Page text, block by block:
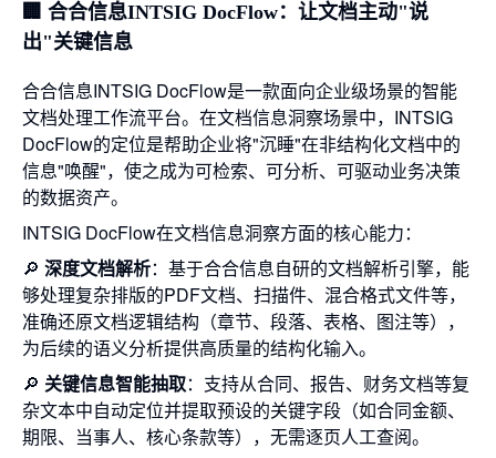
🏢 合合信息INTSIG DocFlow：让文档主动"说
出"关键信息
合合信息INTSIG DocFlow是一款面向企业级场景的智能
文档处理工作流平台。在文档信息洞察场景中，INTSIG
DocFlow的定位是帮助企业将"沉睡"在非结构化文档中的
信息"唤醒"，使之成为可检索、可分析、可驱动业务决策
的数据资产。
INTSIG DocFlow在文档信息洞察方面的核心能力：
🔎 深度文档解析：基于合合信息自研的文档解析引擎，能
够处理复杂排版的PDF文档、扫描件、混合格式文件等，
准确还原文档逻辑结构（章节、段落、表格、图注等），
为后续的语义分析提供高质量的结构化输入。
🔎 关键信息智能抽取：支持从合同、报告、财务文档等复
杂文本中自动定位并提取预设的关键字段（如合同金额、
期限、当事人、核心条款等），无需逐页人工查阅。